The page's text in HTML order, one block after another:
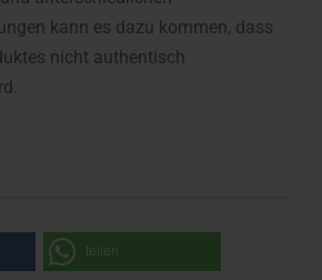
kann es dazu kommen, dass
nicht authentisch
teilen